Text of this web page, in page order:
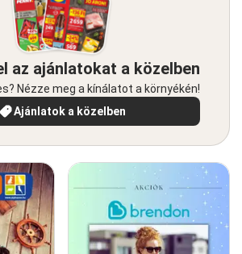
az ajánlatokat a közelben
Nézze meg a kínálatot a környékén!
Ajánlatok a közelben